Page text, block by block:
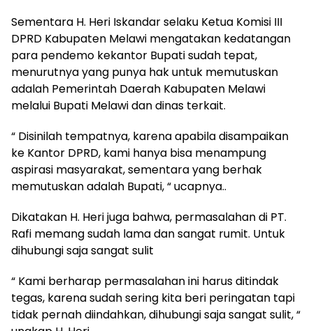
Sementara H. Heri Iskandar selaku Ketua Komisi III
DPRD Kabupaten Melawi mengatakan kedatangan
para pendemo kekantor Bupati sudah tepat,
menurutnya yang punya hak untuk memutuskan
adalah Pemerintah Daerah Kabupaten Melawi
melalui Bupati Melawi dan dinas terkait.
“ Disinilah tempatnya, karena apabila disampaikan
ke Kantor DPRD, kami hanya bisa menampung
aspirasi masyarakat, sementara yang berhak
memutuskan adalah Bupati, “ ucapnya..
Dikatakan H. Heri juga bahwa, permasalahan di PT.
Rafi memang sudah lama dan sangat rumit. Untuk
dihubungi saja sangat sulit
“ Kami berharap permasalahan ini harus ditindak
tegas, karena sudah sering kita beri peringatan tapi
tidak pernah diindahkan, dihubungi saja sangat sulit, “